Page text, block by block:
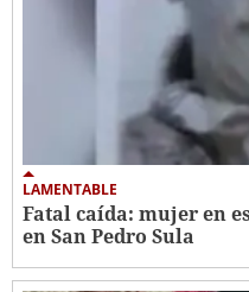
LAMENTABLE
Fatal caída: mujer en
en San Pedro Sula